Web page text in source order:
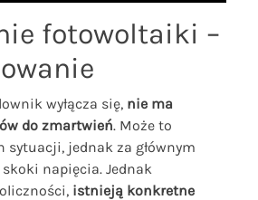
fotowoltaiki –
wyłącza się, nie ma
do zmartwień. Może to
sytuacji, jednak za głównym
napięcia. Jednak
istnieją konkretne